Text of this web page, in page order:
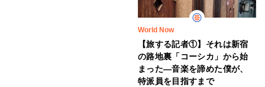
World Now
【旅する記者①】それは新宿
の路地裏「コーシカ」から始
まった―音楽を諦めた僕が、
特派員を目指すまで